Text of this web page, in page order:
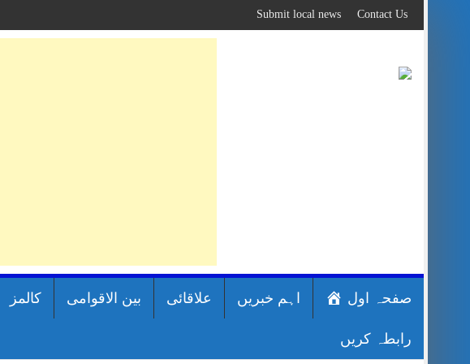
to
content
Contact Us
Submit local news
صفحہ اول اہم خبریں علاقائی بین الاقوامی کالمز
رابطہ کریں